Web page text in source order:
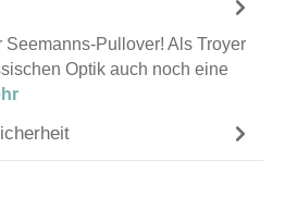
Pullover! Als Troyer
Optik auch noch eine